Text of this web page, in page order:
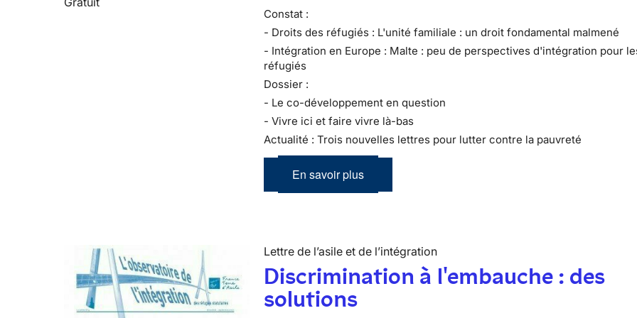
Constat :
- Droits des réfugiés : L'unité familiale : un droit fondamental malmené
- Intégration en Europe : Malte : peu de perspectives d'intégration pour
réfugiés
Dossier :
- Le co-développement en question
- Vivre ici et faire vivre là-bas
Actualité : Trois nouvelles lettres pour lutter contre la pauvreté
En savoir plus
Lettre de l’asile et de l’intégration
Discrimination à l'embauche : des
solutions